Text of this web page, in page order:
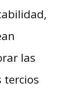
las
tercios